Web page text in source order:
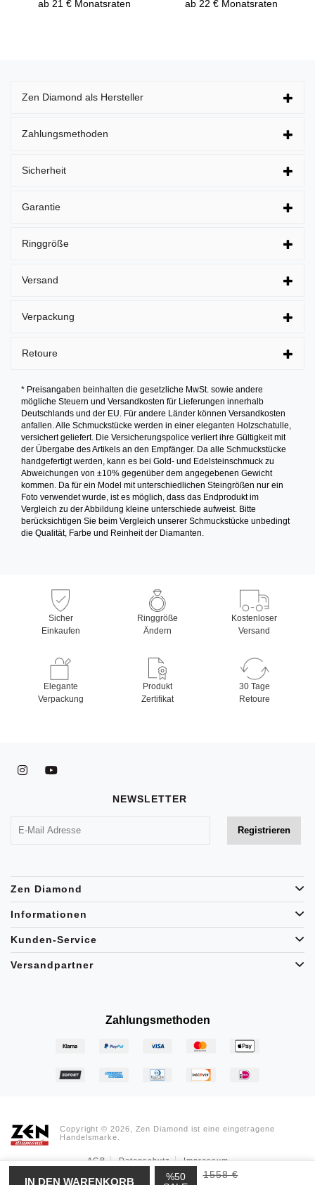
%50
1558 €
ab 21 € Monatsraten
ab 22 € Monatsraten
Zen Diamond als Hersteller
Zahlungsmethoden
Sicherheit
Garantie
Ringgröße
Versand
Verpackung
Retoure
* Preisangaben beinhalten die gesetzliche MwSt. sowie andere
mögliche Steuern und Versandkosten für Lieferungen innerhalb
Deutschlands und der EU. Für andere Länder können Versandkosten
anfallen. Alle Schmuckstücke werden in einer eleganten Holzschatulle,
versichert geliefert. Die Versicherungspolice verliert ihre Gültigkeit mit
der Übergabe des Artikels an den Empfänger. Da alle Schmuckstücke
handgefertigt werden, kann es bei Gold- und Edelsteinschmuck zu
Abweichungen von ±10% gegenüber dem angegebenen Gewicht
kommen. Da für ein Model mit unterschiedlichen Steingrößen nur ein
Foto verwendet wurde, ist es möglich, dass das Endprodukt im
Vergleich zu der Abbildung kleine unterschiede aufweist. Bitte
berücksichtigen Sie beim Vergleich unserer Schmuckstücke unbedingt
die Qualität, Farbe und Reinheit der Diamanten.
Sicher
Einkaufen
Ringgröße
Ändern
Kostenloser
Versand
Elegante
Verpackung
Produkt
Zertifikat
30 Tage
Retoure
NEWSLETTER
Zen Diamond
Informationen
Kunden-Service
Versandpartner
Zahlungsmethoden
Copyright © 2026, Zen Diamond ist eine eingetragene
Handelsmarke.
AGB Datenschutz Impressum